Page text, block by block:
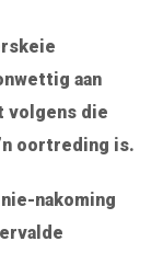
aan
volgens die
oortreding is.
nakoming